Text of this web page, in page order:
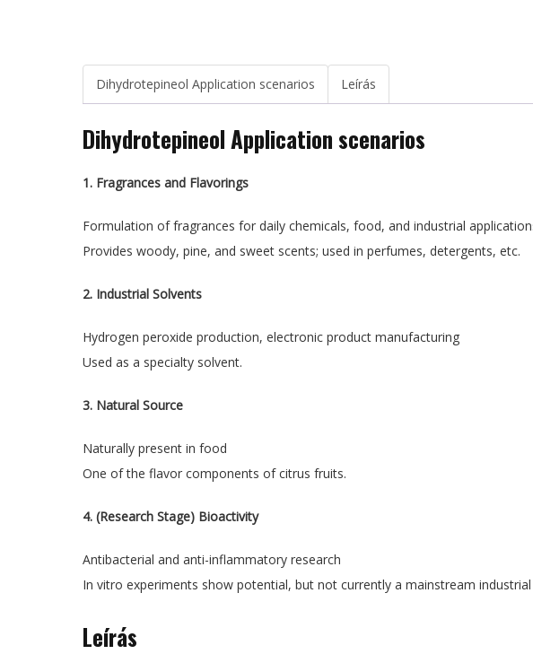
Dihydrotepineol Application scenarios Leírás
Dihydrotepineol Application scenarios
1. Fragrances and Flavorings
Formulation of fragrances for daily chemicals, food, and industrial
Provides woody, pine, and sweet scents; used in perfumes, detergents, etc.
2. Industrial Solvents
Hydrogen peroxide production, electronic product manufacturing
Used as a specialty solvent.
3. Natural Source
Naturally present in food
One of the flavor components of citrus fruits.
4. (Research Stage) Bioactivity
Antibacterial and anti-inflammatory research
In vitro experiments show potential, but not currently a mainstream
Leírás